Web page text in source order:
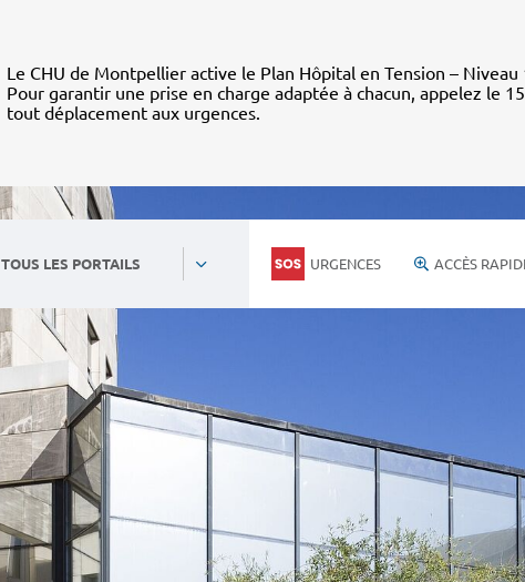
Le CHU de Montpellier active le Plan Hôpital en Tension – Niveau
Pour garantir une prise en charge adaptée à chacun, appelez le
tout déplacement aux urgences.
TOUS LES PORTAILS URGENCES ACCÈS